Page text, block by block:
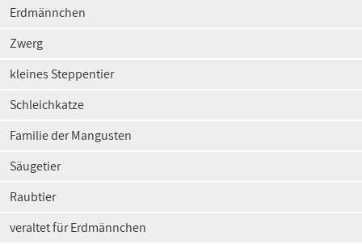
Erdmännchen
Zwerg
kleines Steppentier
Schleichkatze
Familie der Mangusten
Säugetier
Raubtier
veraltet für Erdmännchen